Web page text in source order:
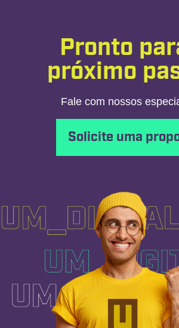
Pronto
próximo
Fale com nossos
Solicite uma